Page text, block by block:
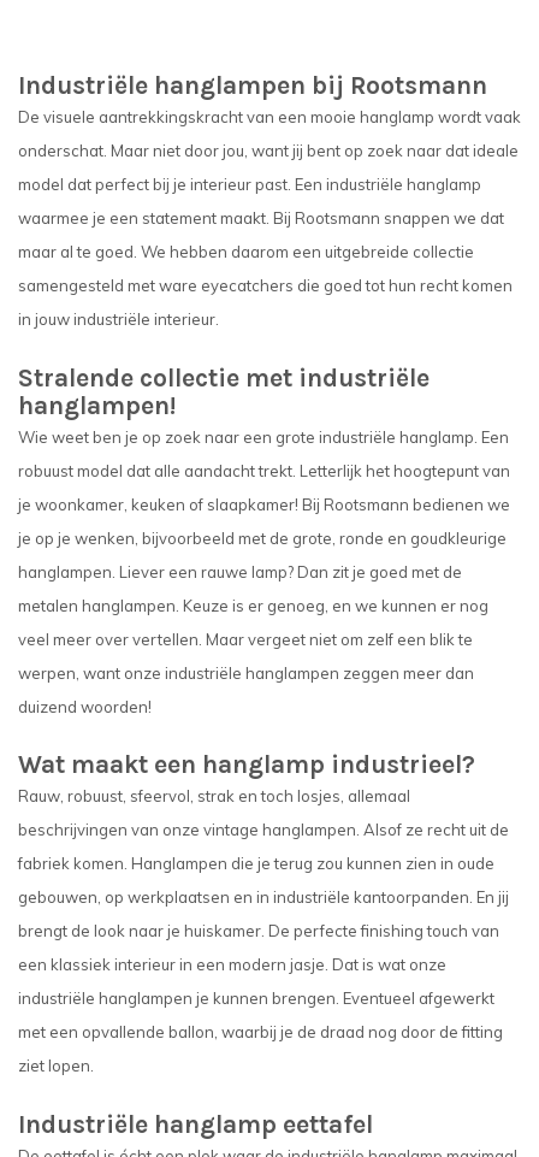
Industriële hanglampen bij Rootsmann
De visuele aantrekkingskracht van een mooie hanglamp wordt vaak
onderschat. Maar niet door jou, want jij bent op zoek naar dat ideale
model dat perfect bij je interieur past. Een industriële hanglamp
waarmee je een statement maakt. Bij Rootsmann snappen we dat
maar al te goed. We hebben daarom een uitgebreide collectie
samengesteld met ware eyecatchers die goed tot hun recht komen
in jouw industriële interieur.
Stralende collectie met industriële
hanglampen!
Wie weet ben je op zoek naar een grote industriële hanglamp. Een
robuust model dat alle aandacht trekt. Letterlijk het hoogtepunt van
je woonkamer, keuken of slaapkamer! Bij Rootsmann bedienen we
je op je wenken, bijvoorbeeld met de grote, ronde en goudkleurige
hanglampen. Liever een rauwe lamp? Dan zit je goed met de
metalen hanglampen. Keuze is er genoeg, en we kunnen er nog
veel meer over vertellen. Maar vergeet niet om zelf een blik te
werpen, want onze industriële hanglampen zeggen meer dan
duizend woorden!
Wat maakt een hanglamp industrieel?
Rauw, robuust, sfeervol, strak en toch losjes, allemaal
beschrijvingen van onze vintage hanglampen. Alsof ze recht uit de
fabriek komen. Hanglampen die je terug zou kunnen zien in oude
gebouwen, op werkplaatsen en in industriële kantoorpanden. En jij
brengt de look naar je huiskamer. De perfecte finishing touch van
een klassiek interieur in een modern jasje. Dat is wat onze
industriële hanglampen je kunnen brengen. Eventueel afgewerkt
met een opvallende ballon, waarbij je de draad nog door de fitting
ziet lopen.
Industriële hanglamp eettafel